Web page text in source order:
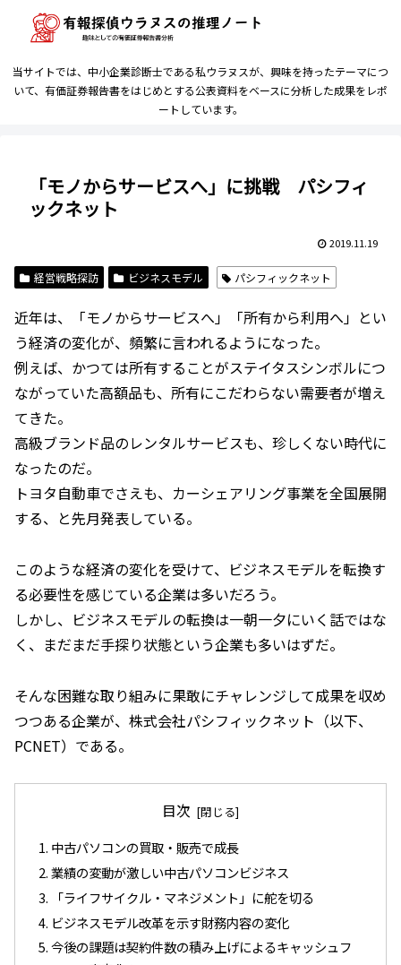
当サイトでは、中小企業診断士である私ウラヌスが、興味を持ったテーマにつ
いて、有価証券報告書をはじめとする公表資料をベースに分析した成果をレポ
ートしています。
「モノからサービスへ」に挑戦 パシフィ
ックネット
2019.11.19
経営戦略探訪 ビジネスモデル パシフィックネット
近年は、「モノからサービスへ」「所有から利用へ」とい
う経済の変化が、頻繁に言われるようになった。
例えば、かつては所有することがステイタスシンボルにつ
ながっていた高額品も、所有にこだわらない需要者が増え
てきた。
高級ブランド品のレンタルサービスも、珍しくない時代に
なったのだ。
トヨタ自動車でさえも、カーシェアリング事業を全国展開
する、と先月発表している。
このような経済の変化を受けて、ビジネスモデルを転換す
る必要性を感じている企業は多いだろう。
しかし、ビジネスモデルの転換は一朝一夕にいく話ではな
く、まだまだ手探り状態という企業も多いはずだ。
そんな困難な取り組みに果敢にチャレンジして成果を収め
つつある企業が、株式会社パシフィックネット（以下、
PCNET）である。
目次
中古パソコンの買取・販売で成長
業績の変動が激しい中古パソコンビジネス
「ライフサイクル・マネジメント」に舵を切る
ビジネスモデル改革を示す財務内容の変化
今後の課題は契約件数の積み上げによるキャッシュフ